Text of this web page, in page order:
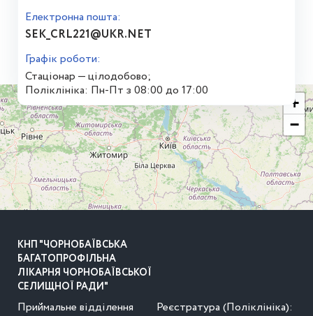
Електронна пошта:
SEK_CRL221@UKR.NET
Графік роботи:
Стаціонар — цілодобово;
Поліклініка: Пн-Пт з 08:00 до 17:00
+
−
КНП "ЧОРНОБАЇВСЬКА
БАГАТОПРОФІЛЬНА
ЛІКАРНЯ ЧОРНОБАЇВСЬКОЇ
СЕЛИЩНОЇ РАДИ"
Приймальне відділення
Реєстратура (Поліклініка):